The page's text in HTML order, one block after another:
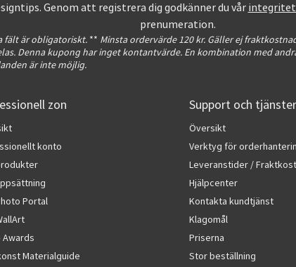
Genom att registrera dig godkänner du vår
prenumeration.
fält är obligatoriskt. ** Minsta ordervärde 120 kr. Gäller ej
Denna kupong har inget kontantvärde. En kombination med
är inte möjlig.
zon
konto
Portal
Materialguide
Support och tjänster
Översikt
Verktyg för
Leveranstider /
Hjälpcenter
Kontakta kundtjänst
Klagomål
Priserna
Stor beställning